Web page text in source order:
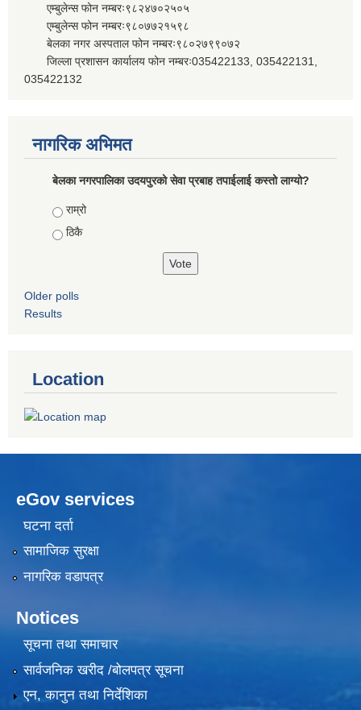
एम्बुलेन्स फोन नम्बरः९८२४७०२५०५
एम्बुलेन्स फोन नम्बरः९८०७७२१५९८
बेलका नगर अस्पताल फोन नम्बरः९८०२७९९०७२
जिल्ला प्रशासन कार्यालय फोन नम्बरः035422133, 035422131,
035422132
नागरिक अभिमत
बेलका नगरपालिका उदयपुरको सेवा प्रबाह तपाईलाई कस्तो लाग्यो?
Choices
राम्रो
ठिकै
Older polls
Results
Location
eGov services
घटना दर्ता
सामाजिक सुरक्षा
नागरिक वडापत्र
Notices
सूचना तथा समाचार
सार्वजनिक खरीद /बोलपत्र सूचना
एन, कानुन तथा निर्देशिका